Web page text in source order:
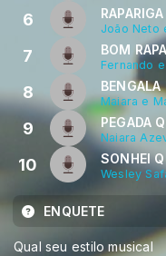
6 João Neto
7 BOM
Fernando
8 BENGALA
Maiara e
9 PEGADA
Naiara
10 SONHEI
Wesley
ENQUETE
Qual seu estilo musical